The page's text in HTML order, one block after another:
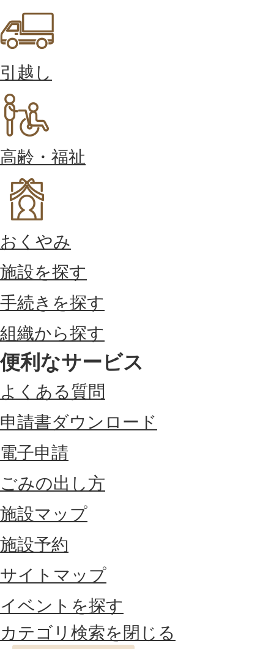
引越し
高齢・福祉
おくやみ
施設を探す
手続きを探す
組織から探す
便利なサービス
よくある質問
申請書ダウンロード
電子申請
ごみの出し方
施設マップ
施設予約
サイトマップ
イベントを探す
カテゴリ検索を閉じる